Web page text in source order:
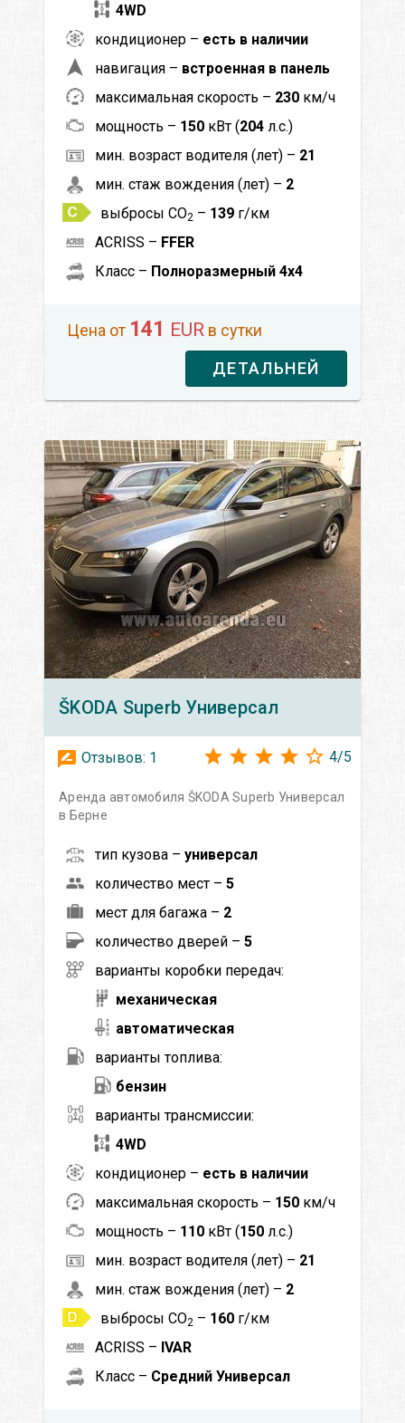
4WD
кондиционер – есть в наличии
навигация – встроенная в панель
максимальная скорость – 230 км/ч
мощность – 150 кВт (204 л.с.)
мин. возраст водителя (лет) – 21
мин. стаж вождения (лет) – 2
выбросы CO2 – 139 г/км
ACRISS – FFER
Класс – Полноразмерный 4x4
Цена от 141 EUR в сутки
ДЕТАЛЬНЕЙ
ŠKODA Superb Универсал
Отзывов: 1 4/5
Аренда автомобиля ŠKODA Superb Универсал
в Берне
тип кузова – универсал
количество мест – 5
мест для багажа – 2
количество дверей – 5
варианты коробки передач:
механическая
автоматическая
варианты топлива:
бензин
варианты трансмиссии:
4WD
кондиционер – есть в наличии
максимальная скорость – 150 км/ч
мощность – 110 кВт (150 л.с.)
мин. возраст водителя (лет) – 21
мин. стаж вождения (лет) – 2
выбросы CO2 – 160 г/км
ACRISS – IVAR
Класс – Средний Универсал